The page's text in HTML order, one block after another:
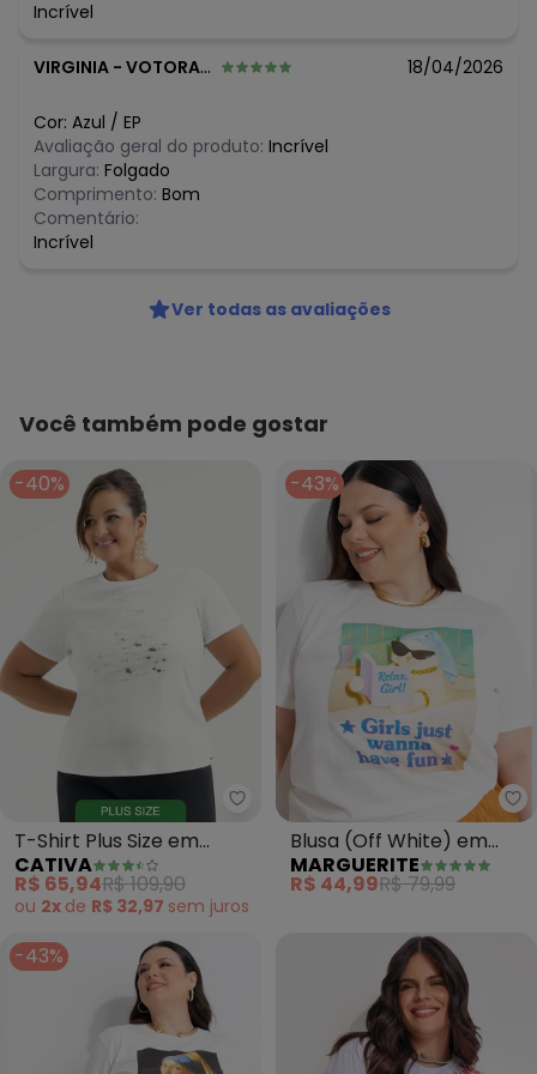
Incrível
VIRGINIA - VOTORANTIM - SP 18/04/2026
Cor: Azul / EP
Avaliação geral do produto: Incrível
Largura: Folgado
Comprimento: Bom
Comentário:
Incrível
Ver todas as avaliações
Você também pode gostar
-40%
Cativa - T-Shirt Plus Size em
T-Shirt Plus Size em
Algodão (Branco )
CATIVA
R$ 65,94R$ 109,90
ou 2x de R$ 32,97 sem juros
-43%
Blusa (Off White) em
Algodão Penteado
MARGUERITE
R$ 44,99R$ 79,99
-43%